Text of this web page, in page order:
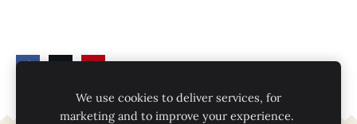
We use cookies to deliver services, for
marketing and to improve your experience.